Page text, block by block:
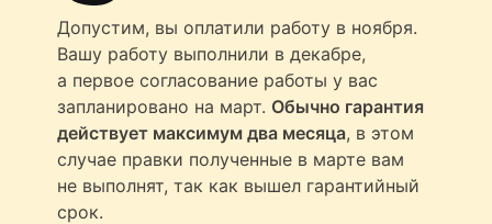
Допустим, вы оплатили работу в ноября.
Вашу работу выполнили в декабре,
а первое согласование работы у вас
запланировано на март. Обычно гарантия
действует максимум два месяца, в этом
случае правки полученные в марте вам
не выполнят, так как вышел гарантийный
срок.